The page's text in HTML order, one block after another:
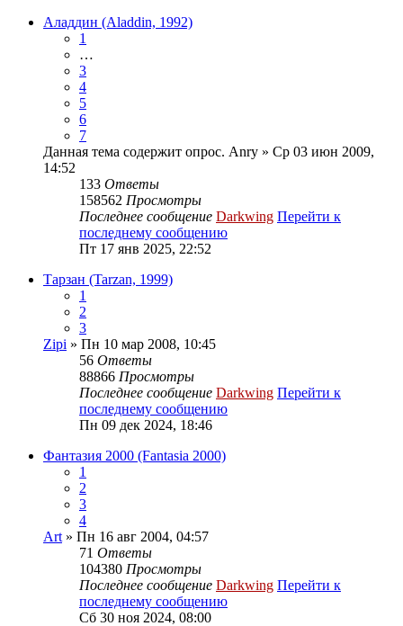
Аладдин (Aladdin, 1992)
1
…
3
4
5
6
7
Данная тема содержит опрос. Anry » Ср 03 июн 2009,
14:52
133 Ответы
158562 Просмотры
Последнее сообщение Darkwing Перейти к
последнему сообщению
Пт 17 янв 2025, 22:52
Тарзан (Tarzan, 1999)
1
2
3
Zipi » Пн 10 мар 2008, 10:45
56 Ответы
88866 Просмотры
Последнее сообщение Darkwing Перейти к
последнему сообщению
Пн 09 дек 2024, 18:46
Фантазия 2000 (Fantasia 2000)
1
2
3
4
Art » Пн 16 авг 2004, 04:57
71 Ответы
104380 Просмотры
Последнее сообщение Darkwing Перейти к
последнему сообщению
Сб 30 ноя 2024, 08:00